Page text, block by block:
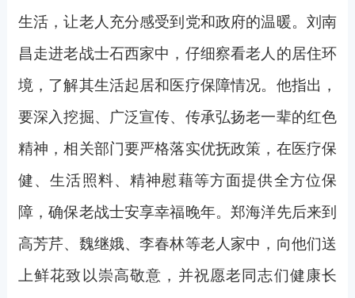
生活，让老人充分感受到党和政府的温暖。刘南
昌走进老战士石西家中，仔细察看老人的居住环
境，了解其生活起居和医疗保障情况。他指出，
要深入挖掘、广泛宣传、传承弘扬老一辈的红色
精神，相关部门要严格落实优抚政策，在医疗保
健、生活照料、精神慰藉等方面提供全方位保
障，确保老战士安享幸福晚年。郑海洋先后来到
高芳芹、魏继娥、李春林等老人家中，向他们送
上鲜花致以崇高敬意，并祝愿老同志们健康长